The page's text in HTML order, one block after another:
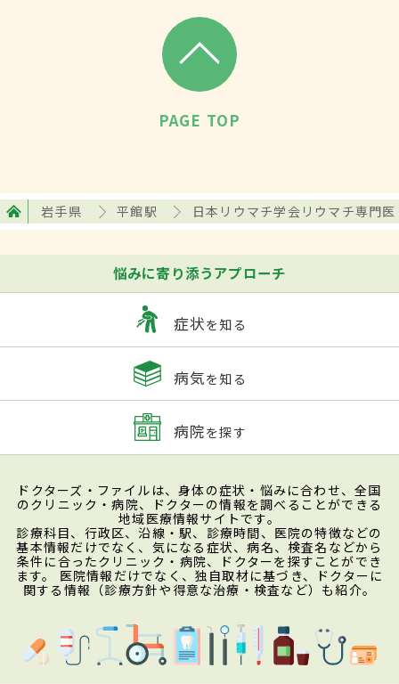
PAGE TOP
岩手県 平館駅 日本リウマチ学会リウマチ専門医
悩みに寄り添うアプローチ
症状を知る
病気を知る
病院を探す
ドクターズ・ファイルは、身体の症状・悩みに合わせ、全国
のクリニック・病院、ドクターの情報を調べることができる
地域医療情報サイトです。
診療科目、行政区、沿線・駅、診療時間、医院の特徴などの
基本情報だけでなく、気になる症状、病名、検査名などから
条件に合ったクリニック・病院、ドクターを探すことができ
ます。 医院情報だけでなく、独自取材に基づき、ドクターに
関する情報（診療方針や得意な治療・検査など）も紹介。